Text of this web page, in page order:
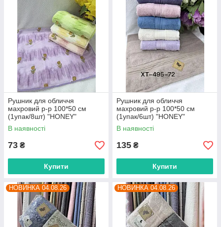
Рушник для обличчя
махровий р-р 100*50 см
(1упак/8шт) "HONEY"
недорого від прямого
постачальника
В наявності
73 ₴
Купити
Рушник для обличчя
махровий р-р 100*50 см
(1упак/6шт) "HONEY"
недорого від прямого
постачальника
В наявності
135 ₴
Купити
НОВИНКА 04.08.26 НОВИНКА 04.08.26